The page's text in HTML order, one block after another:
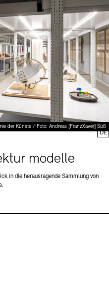
der Künste / Foto: Andreas [FranzXaver] Süß
modelle
in die herausragende Sammlung von
DE